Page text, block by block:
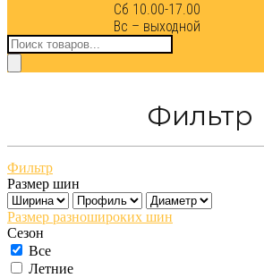
Сб 10.00-17.00
Вс – выходной
Поиск
товаров
Фильтр
Фильтр
Размер шин
Размер разношироких шин
Сезон
Все
Летние